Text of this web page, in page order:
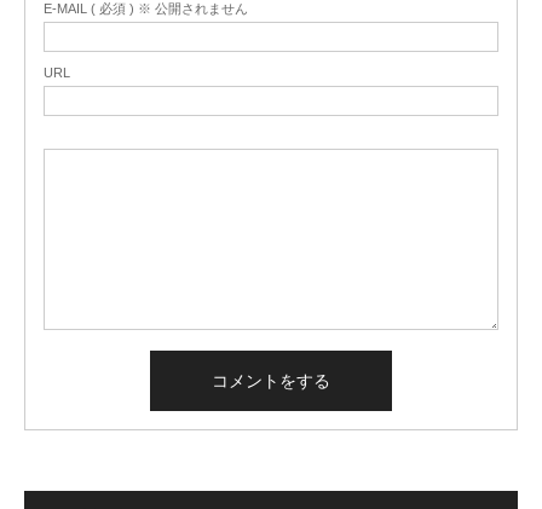
E-MAIL ( 必須 ) ※ 公開されません
URL